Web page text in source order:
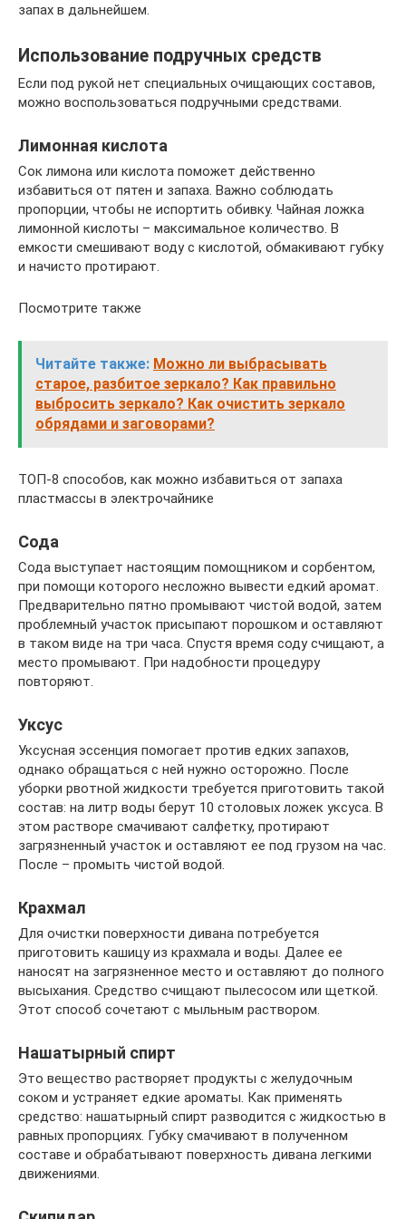
запах в дальнейшем.
Использование подручных средств
Если под рукой нет специальных очищающих составов,
можно воспользоваться подручными средствами.
Лимонная кислота
Сок лимона или кислота поможет действенно
избавиться от пятен и запаха. Важно соблюдать
пропорции, чтобы не испортить обивку. Чайная ложка
лимонной кислоты – максимальное количество. В
емкости смешивают воду с кислотой, обмакивают губку
и начисто протирают.
Посмотрите также
Читайте также: Можно ли выбрасывать
старое, разбитое зеркало? Как правильно
выбросить зеркало? Как очистить зеркало
обрядами и заговорами?
ТОП-8 способов, как можно избавиться от запаха
пластмассы в электрочайнике
Сода
Сода выступает настоящим помощником и сорбентом,
при помощи которого несложно вывести едкий аромат.
Предварительно пятно промывают чистой водой, затем
проблемный участок присыпают порошком и оставляют
в таком виде на три часа. Спустя время соду счищают, а
место промывают. При надобности процедуру
повторяют.
Уксус
Уксусная эссенция помогает против едких запахов,
однако обращаться с ней нужно осторожно. После
уборки рвотной жидкости требуется приготовить такой
состав: на литр воды берут 10 столовых ложек уксуса. В
этом растворе смачивают салфетку, протирают
загрязненный участок и оставляют ее под грузом на час.
После – промыть чистой водой.
Крахмал
Для очистки поверхности дивана потребуется
приготовить кашицу из крахмала и воды. Далее ее
наносят на загрязненное место и оставляют до полного
высыхания. Средство счищают пылесосом или щеткой.
Этот способ сочетают с мыльным раствором.
Нашатырный спирт
Это вещество растворяет продукты с желудочным
соком и устраняет едкие ароматы. Как применять
средство: нашатырный спирт разводится с жидкостью в
равных пропорциях. Губку смачивают в полученном
составе и обрабатывают поверхность дивана легкими
движениями.